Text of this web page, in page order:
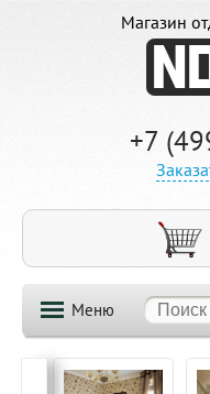
Магазин
+7
Меню